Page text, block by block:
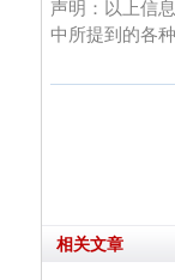
声明：以上信
中所提到的各
相关文章